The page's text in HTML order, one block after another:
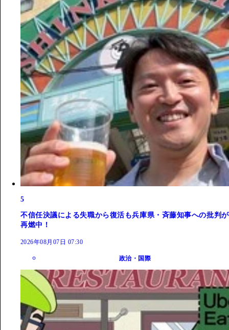
5
不信任決議による失職から復活も兵庫県・斉藤知事への批判が
再燃中！
2026年08月07日 07:30
政治・国際